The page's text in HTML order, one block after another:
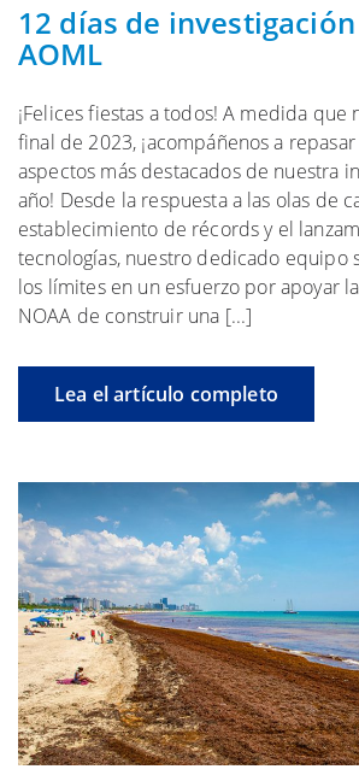
12 días de
AOML
¡Felices fiestas a todos! A medida que
final de 2023, ¡acompáñenos a
aspectos más destacados de nuestra
año! Desde la respuesta a las olas de
establecimiento de récords y el
tecnologías, nuestro dedicado equipo
los límites en un esfuerzo por apoyar
NOAA de construir una [...]
Lea el artículo completo